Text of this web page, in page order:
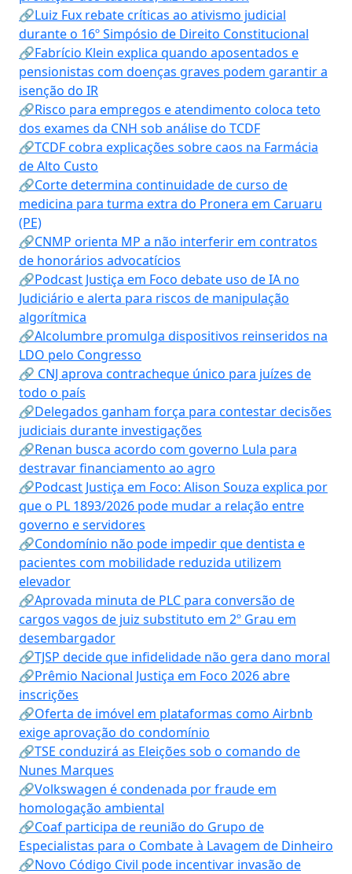
🔗Luiz Fux rebate críticas ao ativismo judicial
durante o 16º Simpósio de Direito Constitucional
🔗Fabrício Klein explica quando aposentados e
pensionistas com doenças graves podem garantir a
isenção do IR
🔗Risco para empregos e atendimento coloca teto
dos exames da CNH sob análise do TCDF
🔗TCDF cobra explicações sobre caos na Farmácia
de Alto Custo
🔗Corte determina continuidade de curso de
medicina para turma extra do Pronera em Caruaru
(PE)
🔗CNMP orienta MP a não interferir em contratos
de honorários advocatícios
🔗Podcast Justiça em Foco debate uso de IA no
Judiciário e alerta para riscos de manipulação
algorítmica
🔗Alcolumbre promulga dispositivos reinseridos na
LDO pelo Congresso
🔗 CNJ aprova contracheque único para juízes de
todo o país
🔗Delegados ganham força para contestar decisões
judiciais durante investigações
🔗Renan busca acordo com governo Lula para
destravar financiamento ao agro
🔗Podcast Justiça em Foco: Alison Souza explica por
que o PL 1893/2026 pode mudar a relação entre
governo e servidores
🔗Condomínio não pode impedir que dentista e
pacientes com mobilidade reduzida utilizem
elevador
🔗Aprovada minuta de PLC para conversão de
cargos vagos de juiz substituto em 2º Grau em
desembargador
🔗TJSP decide que infidelidade não gera dano moral
🔗Prêmio Nacional Justiça em Foco 2026 abre
inscrições
🔗Oferta de imóvel em plataformas como Airbnb
exige aprovação do condomínio
🔗TSE conduzirá as Eleições sob o comando de
Nunes Marques
🔗Volkswagen é condenada por fraude em
homologação ambiental
🔗Coaf participa de reunião do Grupo de
Especialistas para o Combate à Lavagem de Dinheiro
🔗Novo Código Civil pode incentivar invasão de